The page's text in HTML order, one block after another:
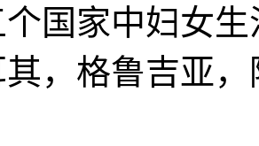
国家中妇女
，格鲁吉亚